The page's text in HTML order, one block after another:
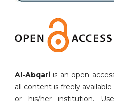
Al-Abqari is an open
all content is freely
or his/her institution.